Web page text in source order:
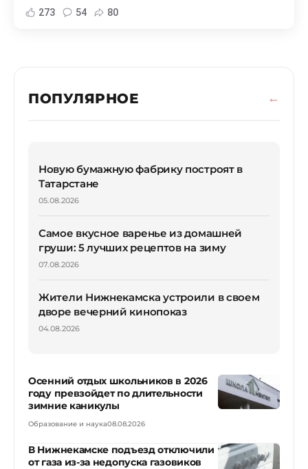
273 54 80
ПОПУЛЯРНОЕ
Новую бумажную фабрику построят в
Татарстане
05.08.2026
Самое вкусное варенье из домашней
груши: 5 лучших рецептов на зиму
07.08.2026
Жители Нижнекамска устроили в своем
дворе вечерний кинопоказ
04.08.2026
Осенний отдых школьников в 2026
году превзойдет по длительности
зимние каникулы
Образование и наука08.08.2026
В Нижнекамске подъезд отключили
от газа из-за недопуска газовиков